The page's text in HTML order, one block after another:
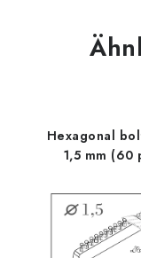
Hexagonal
1,5 mm (60